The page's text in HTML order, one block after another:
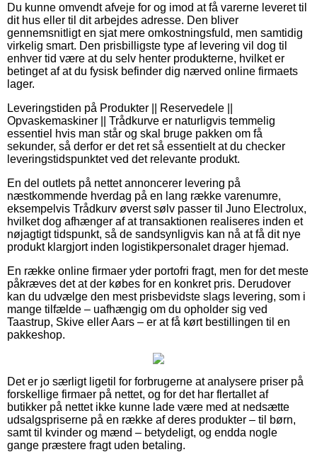
Du kunne omvendt afveje for og imod at få varerne leveret til
dit hus eller til dit arbejdes adresse. Den bliver
gennemsnitligt en sjat mere omkostningsfuld, men samtidig
virkelig smart. Den prisbilligste type af levering vil dog til
enhver tid være at du selv henter produkterne, hvilket er
betinget af at du fysisk befinder dig nærved online firmaets
lager.
Leveringstiden på Produkter || Reservedele ||
Opvaskemaskiner || Trådkurve er naturligvis temmelig
essentiel hvis man står og skal bruge pakken om få
sekunder, så derfor er det ret så essentielt at du checker
leveringstidspunktet ved det relevante produkt.
En del outlets på nettet annoncerer levering på
næstkommende hverdag på en lang række varenumre,
eksempelvis Trådkurv øverst sølv passer til Juno Electrolux,
hvilket dog afhænger af at transaktionen realiseres inden et
nøjagtigt tidspunkt, så de sandsynligvis kan nå at få dit nye
produkt klargjort inden logistikpersonalet drager hjemad.
En række online firmaer yder portofri fragt, men for det meste
påkræves det at der købes for en konkret pris. Derudover
kan du udvælge den mest prisbevidste slags levering, som i
mange tilfælde – uafhængig om du opholder sig ved
Taastrup, Skive eller Aars – er at få kørt bestillingen til en
pakkeshop.
Det er jo særligt ligetil for forbrugerne at analysere priser på
forskellige firmaer på nettet, og for det har flertallet af
butikker på nettet ikke kunne lade være med at nedsætte
udsalgspriserne på en række af deres produkter – til børn,
samt til kvinder og mænd – betydeligt, og endda nogle
gange præstere fragt uden betaling.